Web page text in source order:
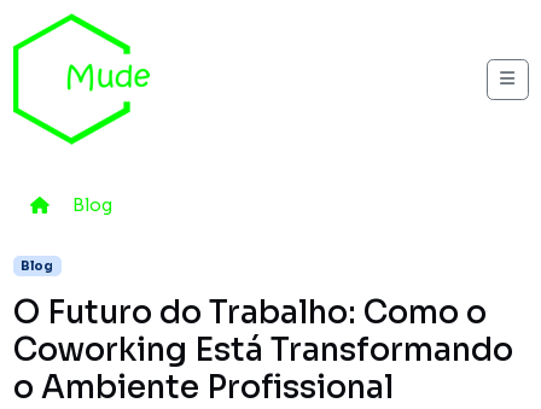
Skip to content
Home
Blog
Blog
O Futuro do Trabalho: Como o
Coworking Está Transformando
o Ambiente Profissional